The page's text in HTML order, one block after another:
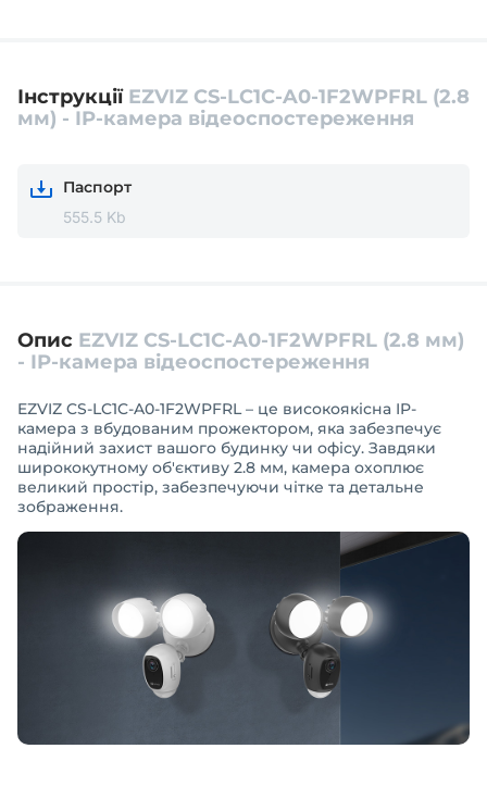
Інструкції EZVIZ CS-LC1C-A0-1F2WPFRL (2.8
мм) - IP-камера відеоспостереження
Паспорт
555.5 Kb
Опис EZVIZ CS-LC1C-A0-1F2WPFRL (2.8 мм)
- IP-камера відеоспостереження
EZVIZ CS-LC1C-A0-1F2WPFRL – це високоякісна IP-
камера з вбудованим прожектором, яка забезпечує
надійний захист вашого будинку чи офісу. Завдяки
ширококутному об'єктиву 2.8 мм, камера охоплює
великий простір, забезпечуючи чітке та детальне
зображення.